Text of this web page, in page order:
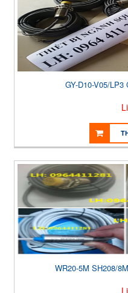
GY-D10-V05/
WR20-5M SH208/